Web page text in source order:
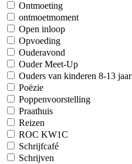
Ontmoeting
ontmoetmoment
Open inloop
Opvoeding
Ouderavond
Ouder Meet-Up
Ouders van kinderen 8-13 jaar
Poëzie
Poppenvoorstelling
Praathuis
Reizen
ROC KW1C
Schrijfcafé
Schrijven